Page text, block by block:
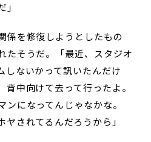
係を修復しようとしたもの
たそうだ。「最近、スタジオ
しないかって訊いたんだけ
中向けて去って行ったよ。
になってんじゃなかな。
されてるんだろうから」